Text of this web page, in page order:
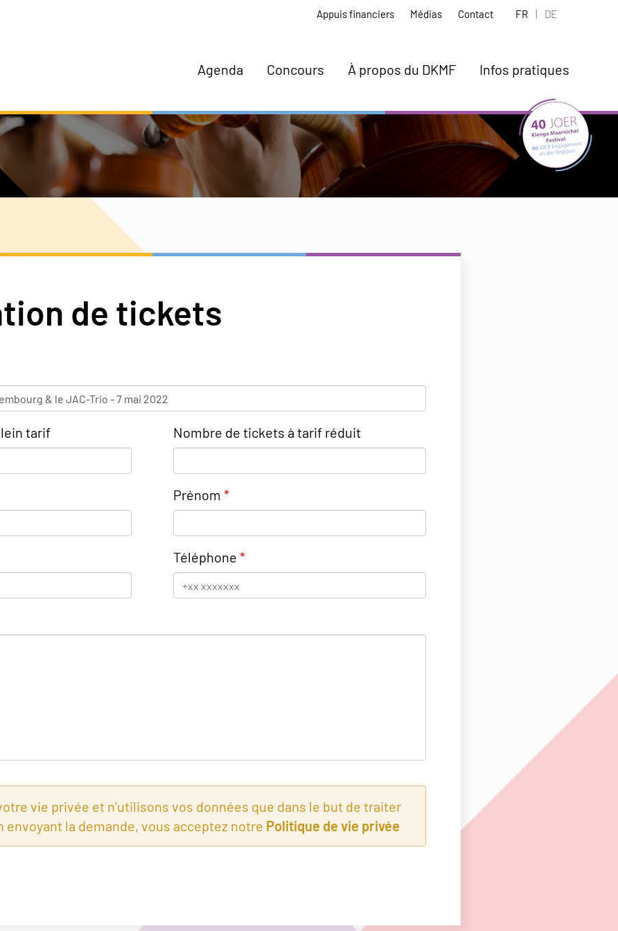
Appuis financiers Médias Contact FR | DE
Agenda Concours À propos du DKMF Infos pratiques
de tickets
tarif Nombre de tickets à tarif réduit
Prénom
Téléphone
vie privée et n’utilisons vos données que dans le but de traiter
envoyant la demande, vous acceptez notre Politique de vie privée